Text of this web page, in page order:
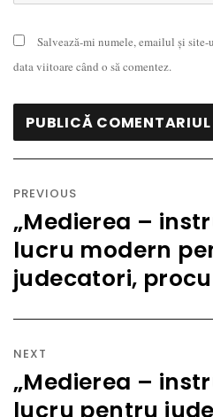
Salvează-mi numele, emailul și
data viitoare când o să comentez.
în
articole
PREVIOUS
Previous
post:
„Medierea –
lucru modern
judecatori,
NEXT
Next
post:
„Medierea –
lucru pentru